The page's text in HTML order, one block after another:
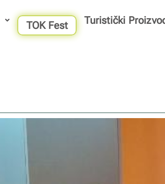
TOK Fest Turistički